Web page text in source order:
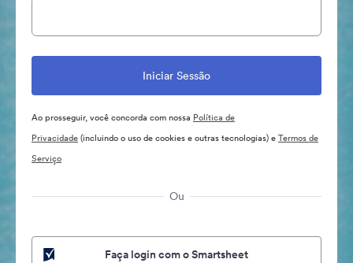
Ao prosseguir, você concorda com nossa Política de
Privacidade(incluindo o uso de cookies e outras tecnologias) eTermos de
Serviço
Ou
Faça login com o Smartsheet